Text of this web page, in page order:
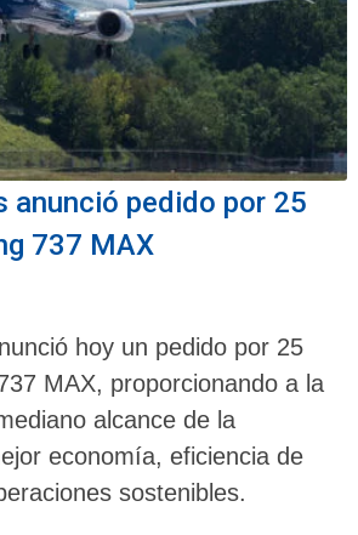
anunció pedido por 25
737 MAX
hoy un pedido por 25
MAX, proporcionando a la
alcance de la
economía, eficiencia de
sostenibles.